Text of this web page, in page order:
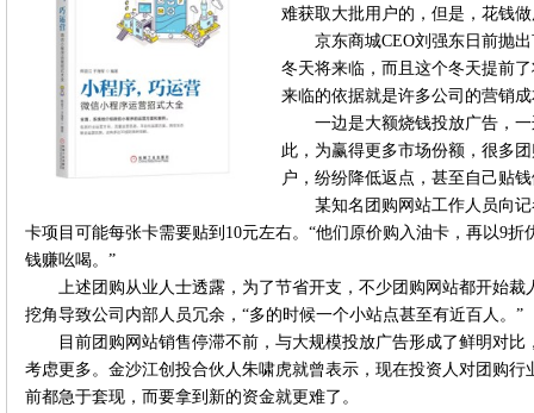
难获取大批用户的，但是，花钱
京东商城CEO刘强东日前抛
冬天将来临，而且这个冬天提前
来临的依据就是许多公司的营销
一边是大额烧钱投放广告，
此，为赢得更多市场份额，很多
户，纷纷降低返点，甚至自己贴
某知名团购网站工作人员向
卡项目可能每张卡需要贴到10元左右。“他们原价购入油卡，再以9
钱赚吆喝。”
上述团购从业人士透露，为了节省开支，不少团购网站都开始
挖角导致公司内部人员冗余，“多的时候一个小站点甚至有近百人。”
目前团购网站销售停滞不前，与大规模投放广告形成了鲜明对
考虑更多。金沙江创投合伙人朱啸虎就曾表示，现在投资人对团购
前都急于套现，而要拿到新的资金就更难了。